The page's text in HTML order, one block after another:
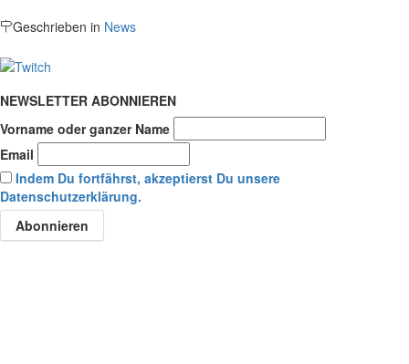
Geschrieben in News
NEWSLETTER ABONNIEREN
Vorname oder ganzer Name
Email
Indem Du fortfährst, akzeptierst Du unsere
Datenschutzerklärung.